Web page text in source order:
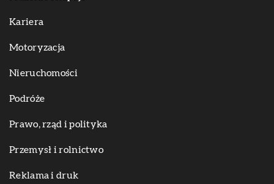
Kariera
Motoryzacja
Nieruchomości
Podróże
Prawo, rząd i polityka
Przemysł i rolnictwo
Reklama i druk